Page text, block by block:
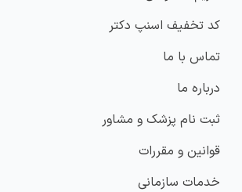
کد تخفیف اسنپ دکتر
تماس با ما
درباره ما
ثبت نام پزشک و مشاور
قوانین و مقررات
خدمات سازمانی